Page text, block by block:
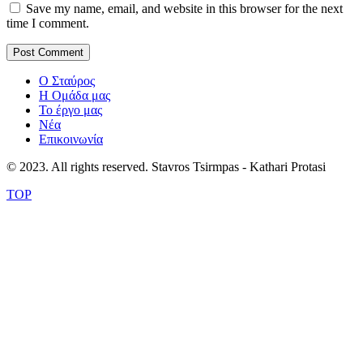
Save my name, email, and website in this browser for the next
time I comment.
Ο Σταύρος
Η Ομάδα μας
Το έργο μας
Νέα
Επικοινωνία
© 2023. All rights reserved. Stavros Tsirmpas - Kathari Protasi
TOP